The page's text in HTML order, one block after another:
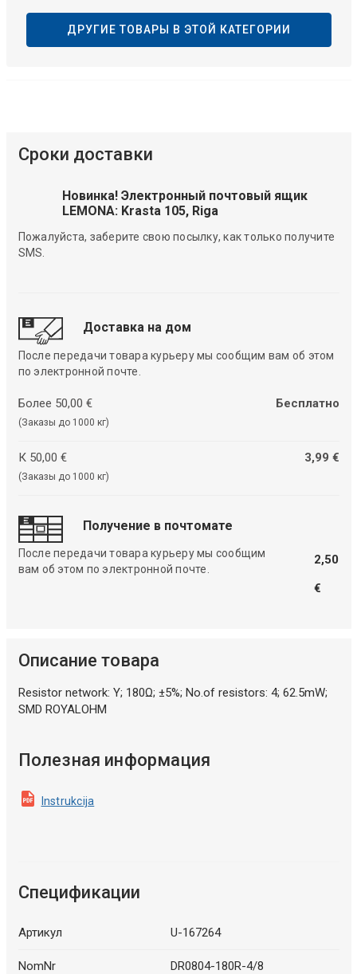
ДРУГИЕ ТОВАРЫ В ЭТОЙ КАТЕГОРИИ
Сроки доставки
Новинка! Электронный почтовый ящик
LEMONA: Krasta 105, Riga
Пожалуйста, заберите свою посылку, как только получите
SMS.
Доставка на дом
После передачи товара курьеру мы сообщим вам об этом
по электронной почте.
Более 50,00 €
(Заказы до 1000 кг)
Бесплатно
К 50,00 €
(Заказы до 1000 кг)
3,99 €
Получение в почтомате
После передачи товара курьеру мы сообщим
вам об этом по электронной почте.
2,50
€
Описание товара
Resistor network: Y; 180Ω; ±5%; No.of resistors: 4; 62.5mW;
SMD ROYALOHM
Полезная информация
Instrukcija
Спецификации
Артикул U-167264
NomNr DR0804-180R-4/8